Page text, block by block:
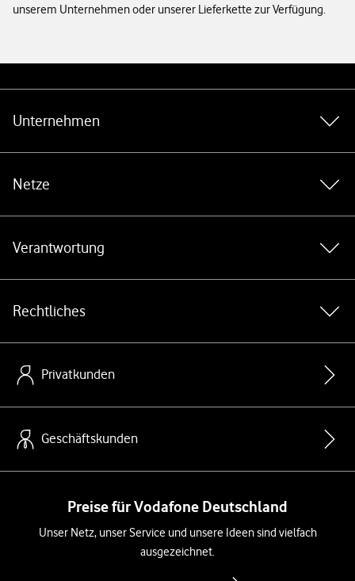
unserem Unternehmen oder unserer Lieferkette zur Verfügung.
Unternehmen
Netze
Verantwortung
Rechtliches
Privatkunden
Geschäftskunden
Preise für Vodafone Deutschland
Unser Netz, unser Service und unsere Ideen sind vielfach
ausgezeichnet.